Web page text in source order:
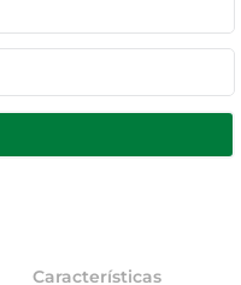
Características